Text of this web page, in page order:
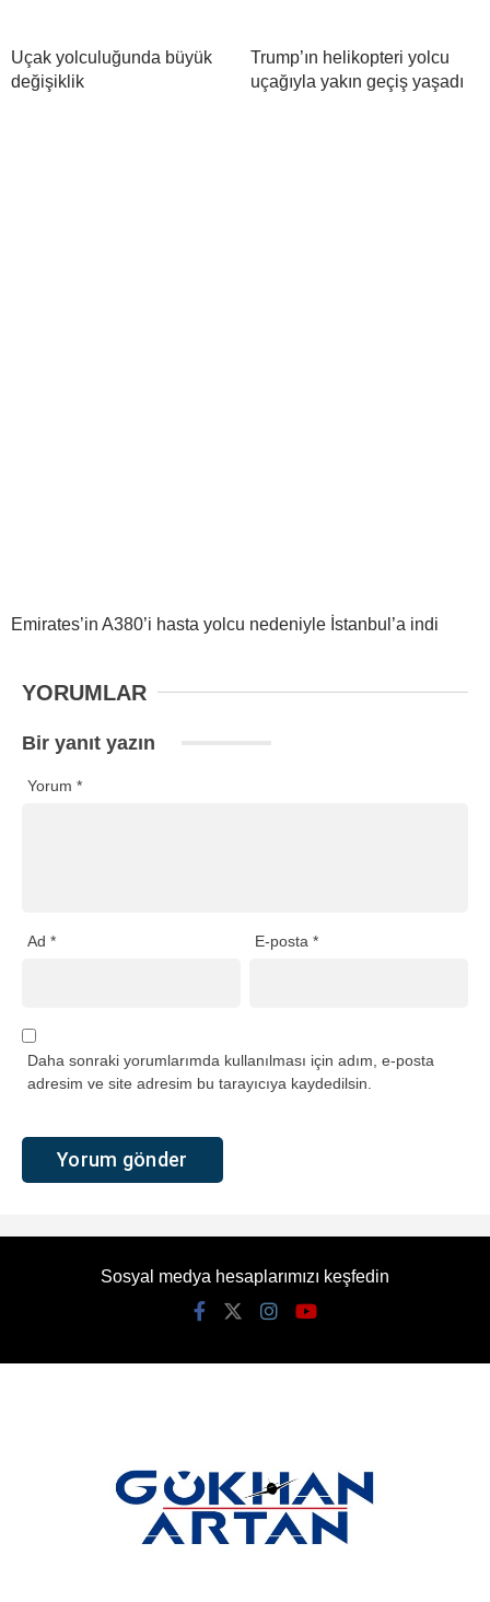
Uçak yolculuğunda büyük
değişiklik
Trump’ın helikopteri yolcu
uçağıyla yakın geçiş yaşadı
Emirates’in A380’i hasta yolcu nedeniyle İstanbul’a indi
YORUMLAR
Bir yanıt yazın
Yorum *
Ad * E-posta*
Daha sonraki yorumlarımda kullanılması için adım, e-posta
adresim ve site adresim bu tarayıcıya kaydedilsin.
Sosyal medya hesaplarımızı keşfedin